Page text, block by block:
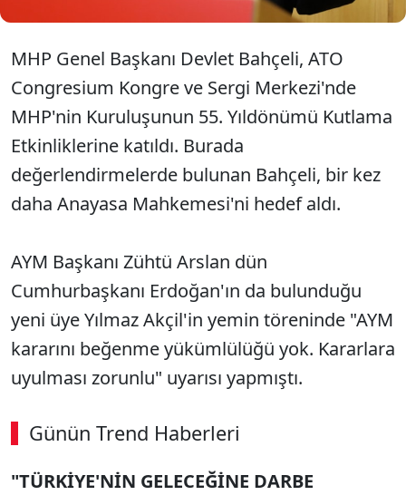
MHP Genel Başkanı Devlet Bahçeli, ATO
Congresium Kongre ve Sergi Merkezi'nde
MHP'nin Kuruluşunun 55. Yıldönümü Kutlama
Etkinliklerine katıldı. Burada
değerlendirmelerde bulunan Bahçeli, bir kez
daha Anayasa Mahkemesi'ni hedef aldı.
AYM Başkanı Zühtü Arslan dün
Cumhurbaşkanı Erdoğan'ın da bulunduğu
yeni üye Yılmaz Akçil'in yemin töreninde "AYM
kararını beğenme yükümlülüğü yok. Kararlara
uyulması zorunlu" uyarısı yapmıştı.
Günün Trend Haberleri
"TÜRKİYE'NİN GELECEĞİNE DARBE